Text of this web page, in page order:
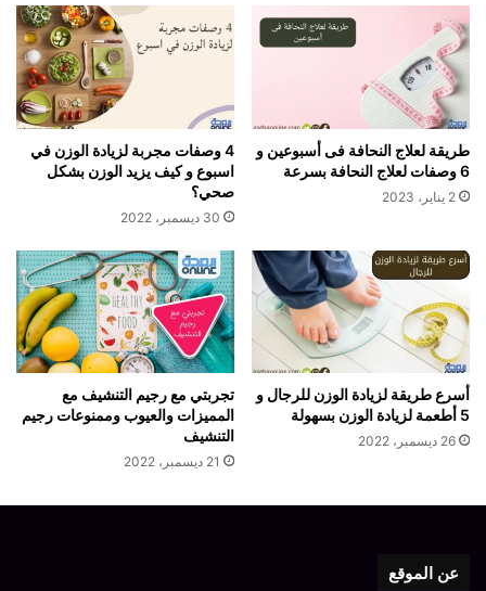
طريقة لعلاج النحافة فى أسبوعين و
6 وصفات لعلاج النحافة بسرعة
2 يناير، 2023
4 وصفات مجربة لزيادة الوزن في
اسبوع و كيف يزيد الوزن بشكل
صحي؟
30 ديسمبر، 2022
أسرع طريقة لزيادة الوزن للرجال و
5 أطعمة لزيادة الوزن بسهولة
26 ديسمبر، 2022
تجربتي مع رجيم التنشيف مع
المميزات والعيوب وممنوعات رجيم
التنشيف
21 ديسمبر، 2022
عن الموقع